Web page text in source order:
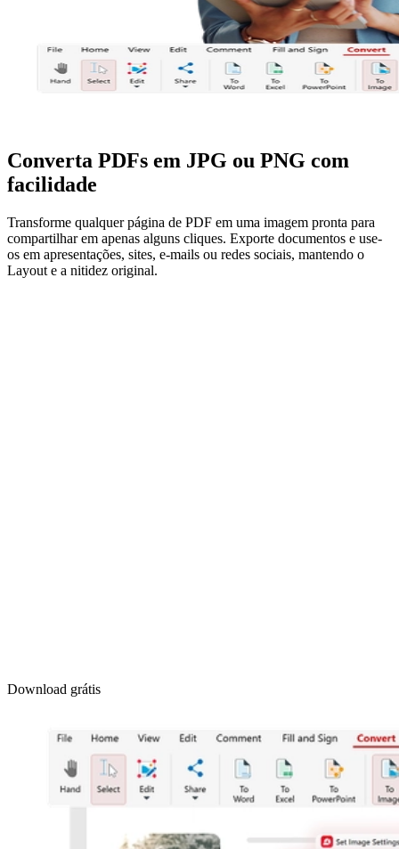
Converta PDFs em JPG ou PNG com
facilidade
Transforme qualquer página de PDF em uma imagem pronta para
compartilhar em apenas alguns cliques. Exporte documentos e use-
os em apresentações, sites, e-mails ou redes sociais, mantendo o
Layout e a nitidez original.
Download grátis